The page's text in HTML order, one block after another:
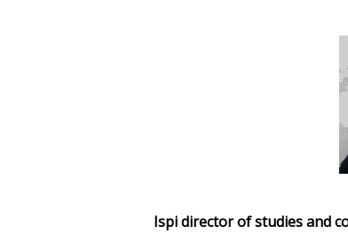
Ispi director of studies and